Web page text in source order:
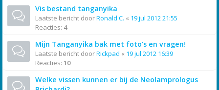
Vis bestand tanganyika
Laatste bericht doorRonald C. « 19 jul 2012 21:55
Reacties: 4
Mijn Tanganyika bak met foto's en vragen!
Laatste bericht doorRickpad « 19 jul 2012 16:39
Reacties: 10
Welke vissen kunnen er bij de Neolamprologus